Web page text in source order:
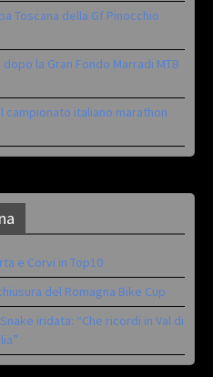
Toscana della Gf Pinocchio
la Gran Fondo Marradi MTB
campionato italiano marathon
e Corvi in Top10
del Romagna Bike Cup
iridata: “Che ricordi in Val di